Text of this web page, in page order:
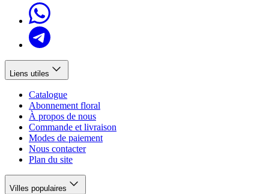
Liens utiles
Catalogue
Abonnement floral
À propos de nous
Commande et livraison
Modes de paiement
Nous contacter
Plan du site
Villes populaires